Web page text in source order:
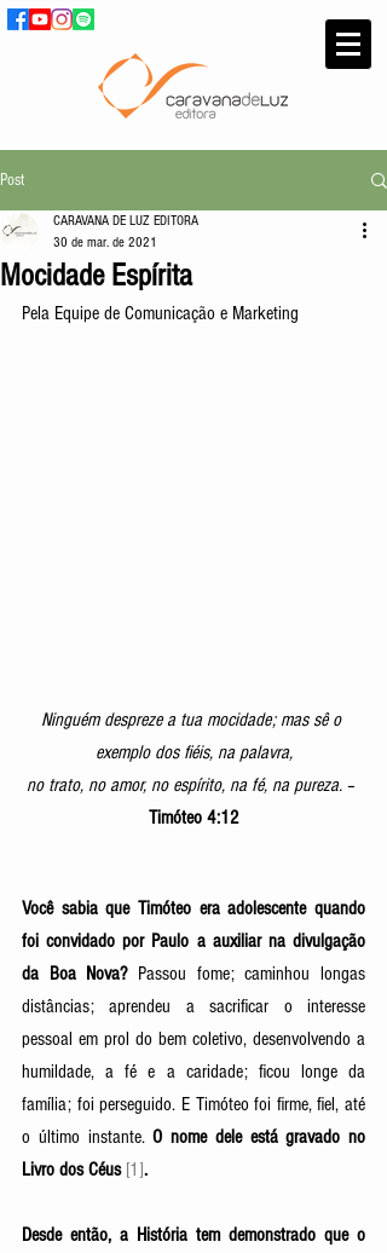
Post
Mocidade Espírita
CARAVANA DE LUZ EDITORA
30 de mar. de 2021
Pela Equipe de Comunicação e Marketing
Ninguém despreze a tua mocidade; mas sê o
exemplo dos fiéis, na palavra,
no trato, no amor, no espírito, na fé, na pureza. –
Timóteo 4:12
Você sabia que Timóteo era adolescente quando
foi convidado por Paulo a auxiliar na divulgação
da Boa Nova? Passou fome; caminhou longas
distâncias; aprendeu a sacrificar o interesse
pessoal em prol do bem coletivo, desenvolvendo a
humildade, a fé e a caridade; ficou longe da
família; foi perseguido. E Timóteo foi firme, fiel, até
o último instante. O nome dele está gravado no
Livro dos Céus [1].
Desde então, a História tem demonstrado que o